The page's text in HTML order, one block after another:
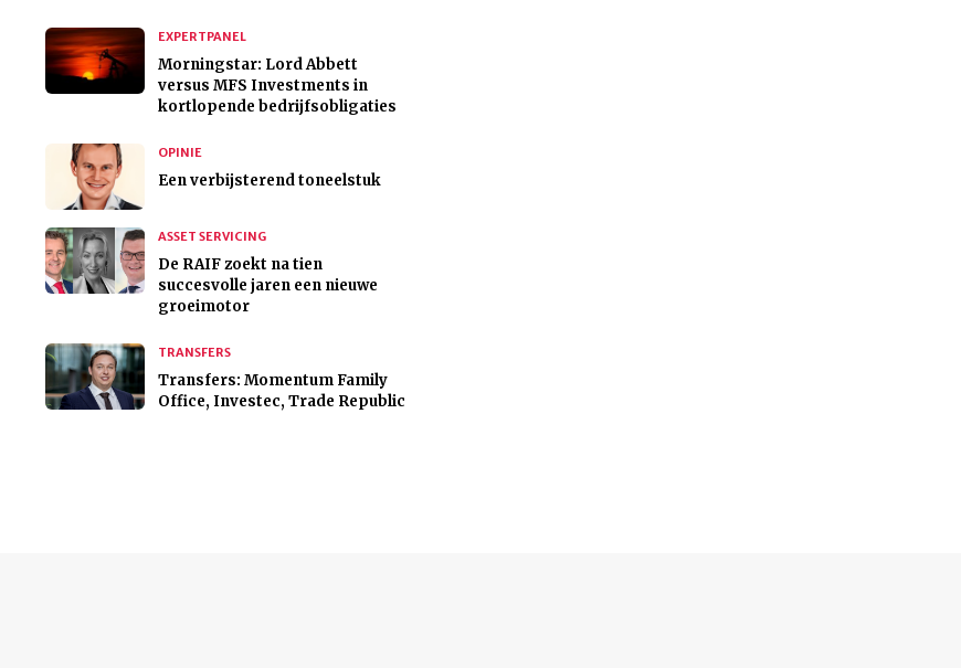
EXPERTPANEL
Morningstar: Lord Abbett
versus MFS Investments in
kortlopende bedrijfsobligaties
OPINIE
Een verbijsterend toneelstuk
ASSET SERVICING
De RAIF zoekt na tien
succesvolle jaren een nieuwe
groeimotor
TRANSFERS
Transfers: Momentum Family
Office, Investec, Trade Republic